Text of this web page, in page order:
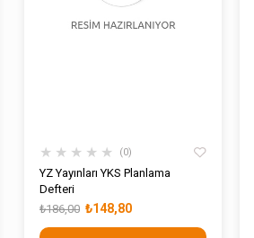
★ ★ ★ ★ ★ 0
YZ Yayınları YKS Planlama
Defteri
₺148,80
₺186,00